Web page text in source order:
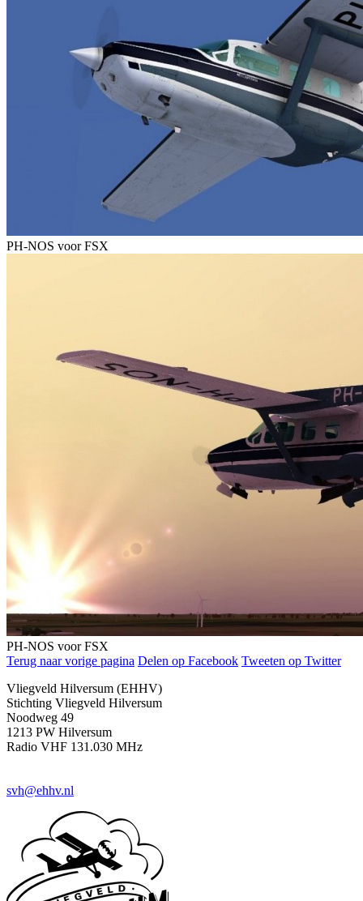
PH-NOS voor FSX
PH-NOS voor FSX
Terug naar vorige pagina Delen op Facebook Tweeten op Twitter
Vliegveld Hilversum (EHHV)
Stichting Vliegveld Hilversum
Noodweg 49
1213 PW Hilversum
Radio VHF 131.030 MHz
svh@ehhv.nl